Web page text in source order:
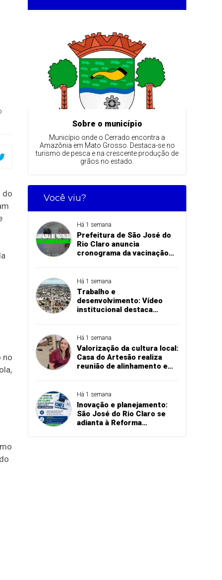
do
no
Sobre o município
Município onde o Cerrado encontra a
Amazônia em Mato Grosso. Destaca-se no
turismo de pesca e na crescente produção de
grãos no estado.
Você viu?
Há 1 semana
Prefeitura de São José do
Rio Claro anuncia
cronograma da vacinação
Há 1 semana
Trabalho e
desenvolvimento: Vídeo
institucional destaca
do Rio Claro
Há 1 semana
Valorização da cultura local:
Casa do Artesão realiza
reunião de alinhamento e
Rio Claro
Há 1 semana
Inovação e planejamento:
São José do Rio Claro se
adianta à Reforma